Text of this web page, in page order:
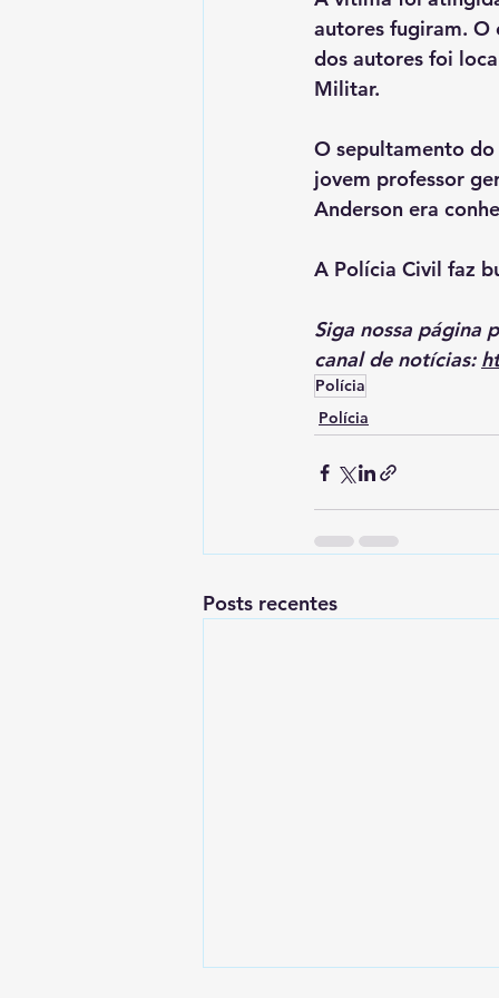
autores fugiram.
dos autores foi
Militar.
O sepultamento
jovem professor
Anderson era
A Polícia Civil faz
Siga nossa página
canal de notícias:
Polícia
Polícia
Posts recentes